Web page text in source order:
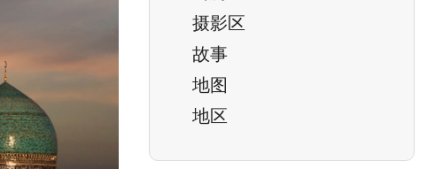
摄影区
故事
地图
地区